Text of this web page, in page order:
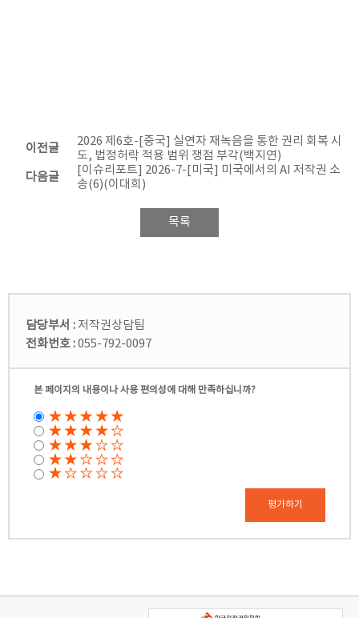
이전글
2026 제6호-[중국] 실연자 재녹음을 통한 권리 회복 시
도, 법정허락 적용 범위 쟁점 부각(백지연)
다음글
[이슈리포트] 2026-7-[미국] 미국에서의 AI 저작권 소
송(6)(이대희)
목록
담당부서 :저작권상담팀
전화번호 :055-792-0097
본 페이지의 내용이나 사용 편의성에 대해 만족하십니까?
평가하기